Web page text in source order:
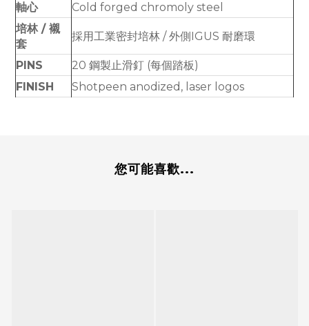
軸心
Cold forged chromoly steel
培林 / 襯
套
採用工業密封培林 / 外側IGUS 耐磨環
PINS
20 鋼製止滑釘 (每個踏板)
FINISH
Shotpeen anodized, laser logos
您可能喜歡...